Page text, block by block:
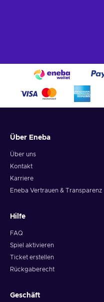
Über Eneba
Über uns
Kontakt
Karriere
Eneba Vertrauen & Transparenz
Hilfe
FAQ
Spiel aktivieren
Ticket erstellen
Rückgaberecht
Geschäft